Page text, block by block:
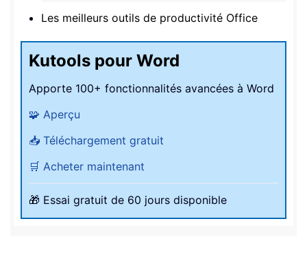
Les meilleurs outils de productivité Office
Kutools pour Word
Apporte 100+ fonctionnalités avancées à Word
🧩 Aperçu
📥 Téléchargement gratuit
🛒 Acheter maintenant
🎁 Essai gratuit de 60 jours disponible